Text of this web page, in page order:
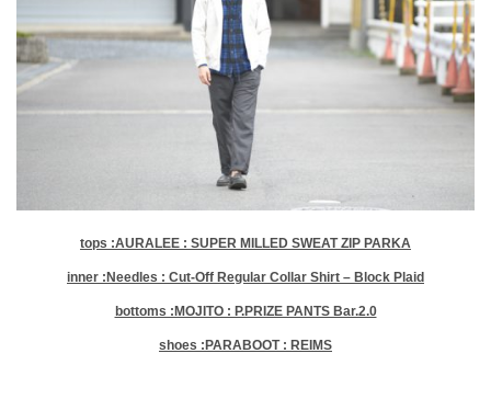
tops :AURALEE : SUPER MILLED SWEAT ZIP PARKA
inner :Needles : Cut-Off Regular Collar Shirt – Block Plaid
bottoms :MOJITO : P.PRIZE PANTS Bar.2.0
shoes :PARABOOT : REIMS